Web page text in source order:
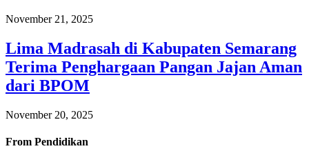
November 21, 2025
Lima Madrasah di Kabupaten Semarang
Terima Penghargaan Pangan Jajan Aman
dari BPOM
November 20, 2025
From Pendidikan